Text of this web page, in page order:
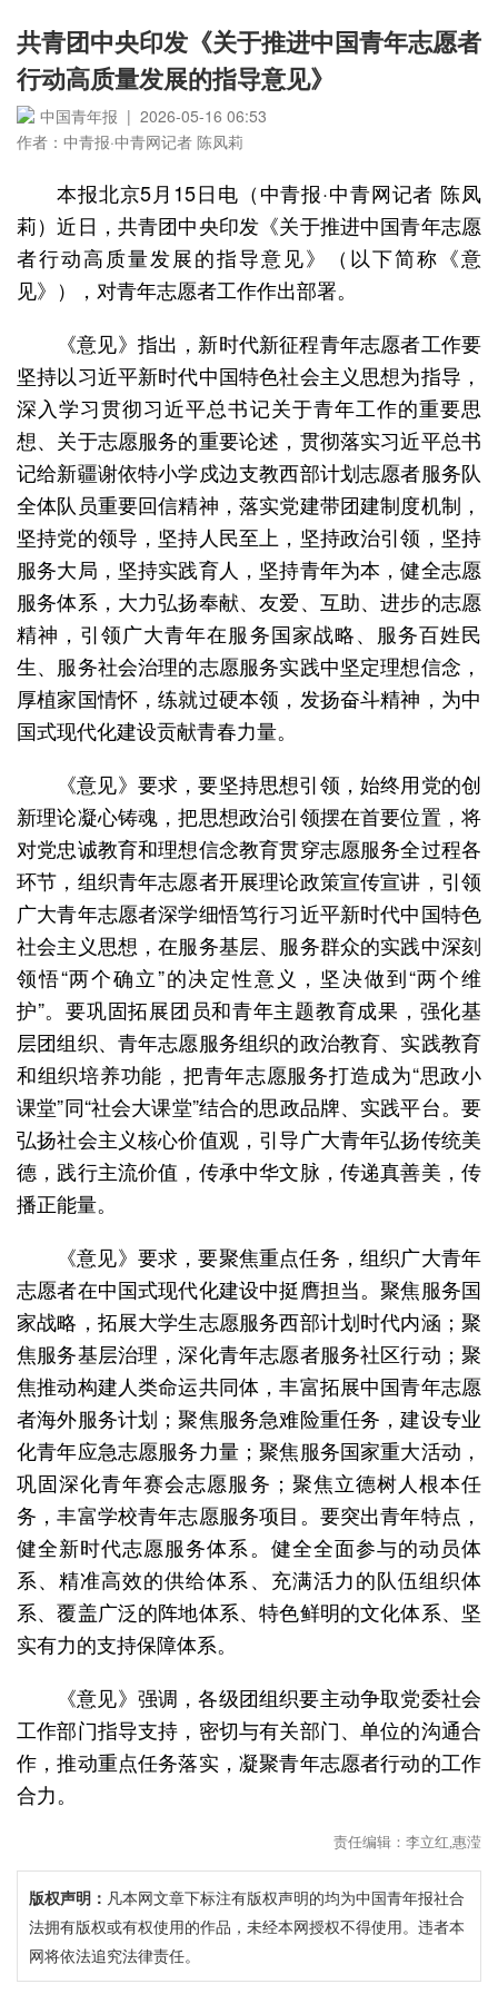
共青团中央印发《关于推进中国青年志愿者
行动高质量发展的指导意见》
中国青年报 | 2026-05-16 06:53
作者：中青报·中青网记者 陈凤莉
本报北京5月15日电（中青报·中青网记者 陈凤
莉）近日，共青团中央印发《关于推进中国青年志愿
者行动高质量发展的指导意见》（以下简称《意
见》），对青年志愿者工作作出部署。
《意见》指出，新时代新征程青年志愿者工作要
坚持以习近平新时代中国特色社会主义思想为指导，
深入学习贯彻习近平总书记关于青年工作的重要思
想、关于志愿服务的重要论述，贯彻落实习近平总书
记给新疆谢依特小学戍边支教西部计划志愿者服务队
全体队员重要回信精神，落实党建带团建制度机制，
坚持党的领导，坚持人民至上，坚持政治引领，坚持
服务大局，坚持实践育人，坚持青年为本，健全志愿
服务体系，大力弘扬奉献、友爱、互助、进步的志愿
精神，引领广大青年在服务国家战略、服务百姓民
生、服务社会治理的志愿服务实践中坚定理想信念，
厚植家国情怀，练就过硬本领，发扬奋斗精神，为中
国式现代化建设贡献青春力量。
《意见》要求，要坚持思想引领，始终用党的创
新理论凝心铸魂，把思想政治引领摆在首要位置，将
对党忠诚教育和理想信念教育贯穿志愿服务全过程各
环节，组织青年志愿者开展理论政策宣传宣讲，引领
广大青年志愿者深学细悟笃行习近平新时代中国特色
社会主义思想，在服务基层、服务群众的实践中深刻
领悟“两个确立”的决定性意义，坚决做到“两个维
护”。要巩固拓展团员和青年主题教育成果，强化基
层团组织、青年志愿服务组织的政治教育、实践教育
和组织培养功能，把青年志愿服务打造成为“思政小
课堂”同“社会大课堂”结合的思政品牌、实践平台。要
弘扬社会主义核心价值观，引导广大青年弘扬传统美
德，践行主流价值，传承中华文脉，传递真善美，传
播正能量。
《意见》要求，要聚焦重点任务，组织广大青年
志愿者在中国式现代化建设中挺膺担当。聚焦服务国
家战略，拓展大学生志愿服务西部计划时代内涵；聚
焦服务基层治理，深化青年志愿者服务社区行动；聚
焦推动构建人类命运共同体，丰富拓展中国青年志愿
者海外服务计划；聚焦服务急难险重任务，建设专业
化青年应急志愿服务力量；聚焦服务国家重大活动，
巩固深化青年赛会志愿服务；聚焦立德树人根本任
务，丰富学校青年志愿服务项目。要突出青年特点，
健全新时代志愿服务体系。健全全面参与的动员体
系、精准高效的供给体系、充满活力的队伍组织体
系、覆盖广泛的阵地体系、特色鲜明的文化体系、坚
实有力的支持保障体系。
《意见》强调，各级团组织要主动争取党委社会
工作部门指导支持，密切与有关部门、单位的沟通合
作，推动重点任务落实，凝聚青年志愿者行动的工作
合力。
责任编辑：李立红,惠滢
版权声明： 凡本网文章下标注有版权声明的均为中国青年报社合
法拥有版权或有权使用的作品，未经本网授权不得使用。违者本
网将依法追究法律责任。